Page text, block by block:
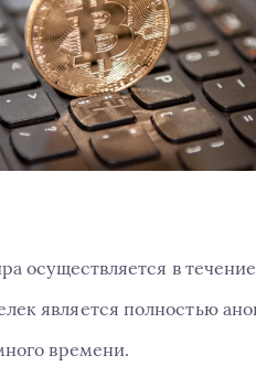
осуществляется в
является полностью
времени.